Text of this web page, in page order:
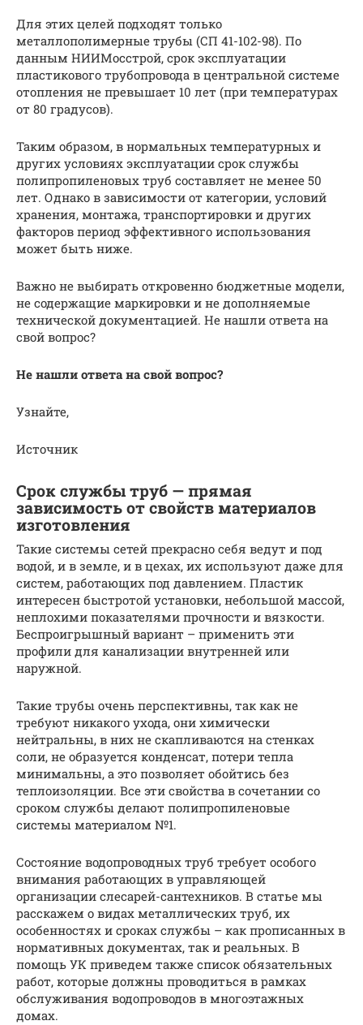
Для этих целей подходят только
металлополимерные трубы (СП 41-102-98). По
данным НИИМосстрой, срок эксплуатации
пластикового трубопровода в центральной системе
отопления не превышает 10 лет (при температурах
от 80 градусов).
Таким образом, в нормальных температурных и
других условиях эксплуатации срок службы
полипропиленовых труб составляет не менее 50
лет. Однако в зависимости от категории, условий
хранения, монтажа, транспортировки и других
факторов период эффективного использования
может быть ниже.
Важно не выбирать откровенно бюджетные модели,
не содержащие маркировки и не дополняемые
технической документацией. Не нашли ответа на
свой вопрос?
Не нашли ответа на свой вопрос?
Узнайте,
Источник
Срок службы труб — прямая
зависимость от свойств материалов
изготовления
Такие системы сетей прекрасно себя ведут и под
водой, и в земле, и в цехах, их используют даже для
систем, работающих под давлением. Пластик
интересен быстротой установки, небольшой массой,
неплохими показателями прочности и вязкости.
Беспроигрышный вариант – применить эти
профили для канализации внутренней или
наружной.
Такие трубы очень перспективны, так как не
требуют никакого ухода, они химически
нейтральны, в них не скапливаются на стенках
соли, не образуется конденсат, потери тепла
минимальны, а это позволяет обойтись без
теплоизоляции. Все эти свойства в сочетании со
сроком службы делают полипропиленовые
системы материалом №1.
Состояние водопроводных труб требует особого
внимания работающих в управляющей
организации слесарей-сантехников. В статье мы
расскажем о видах металлических труб, их
особенностях и сроках службы – как прописанных в
нормативных документах, так и реальных. В
помощь УК приведем также список обязательных
работ, которые должны проводиться в рамках
обслуживания водопроводов в многоэтажных
домах.